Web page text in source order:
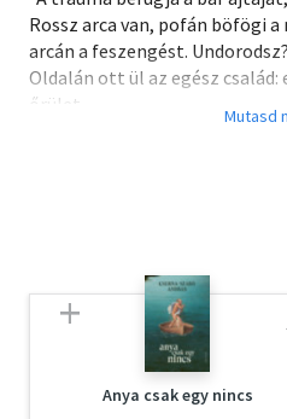
Rossz arca van, pofán böfögi
arcán a feszengést.
Oldalán ott ül az egész család:
őrület.
Maros Dániel nem lett
embereket, akik az élet
akiknek végül nincs saját
erőszakból, a hozott minták
rácsait rázó, esendő alakok a
mégis hipermodern meséjét
Anya csak egy nincs